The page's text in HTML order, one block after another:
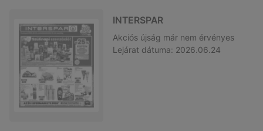
INTERSPAR
Akciós újság már nem érvényes
Lejárat dátuma: 2026.06.24